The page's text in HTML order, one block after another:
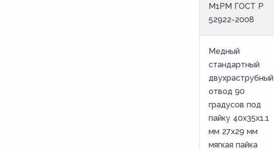
М1РМ ГОСТ Р
52922-2008
Медный
стандартный
двухраструбный
отвод 90
градусов под
пайку 40х35х1.1
мм 27х29 мм
мягкая пайка